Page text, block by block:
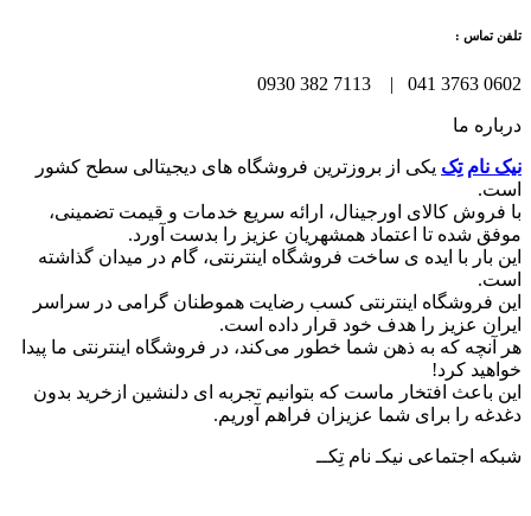
تلفن تماس :
0602 3763 041 | 7113 382 0930
درباره ما
نیک نام تِک یکی از بروزترین فروشگاه های دیجیتالی سطح کشور
است.
با فروش کالای اورجینال، ارائه سریع خدمات و قیمت تضمینی،
موفق شده تا اعتماد همشهریان عزیز را بدست آورد.
این بار با ایده ی ساخت فروشگاه اینترنتی، گام در میدان گذاشته
است.
این فروشگاه اینترنتی کسب رضایت هموطنان گرامی در سراسر
ایران عزیز را هدف خود قرار داده است.
هر آنچه که به ذهن شما خطور می‌کند، در فروشگاه اینترنتی ما پیدا
خواهید کرد!
این باعث افتخار ماست که بتوانیم تجربه ای دلنشین ازخرید بدون
دغدغه را برای شما عزیزان فراهم آوریم.
شبکه‌ اجتماعی نیکـ نام تِکــ